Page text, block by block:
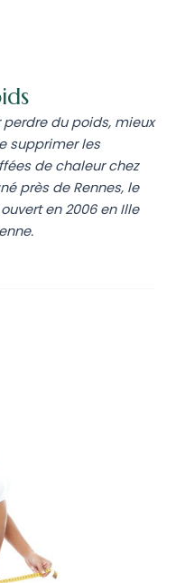
perdre du poids, mieux
supprimer les
de chaleur chez
près de Rennes, le
en 2006 en Ille